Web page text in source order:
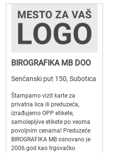
BIROGRAFIKA MB DOO
Senćanski put 150, Subotica
Štampamo vizit karte za
privatna lica ili preduzeća,
izrađujemo OPP etikete,
samolepljive etikete po veoma
povoljnim cenama! Preduzeće
BIROGRAFIKA MB osnovano je
2006.god kao trgovačko